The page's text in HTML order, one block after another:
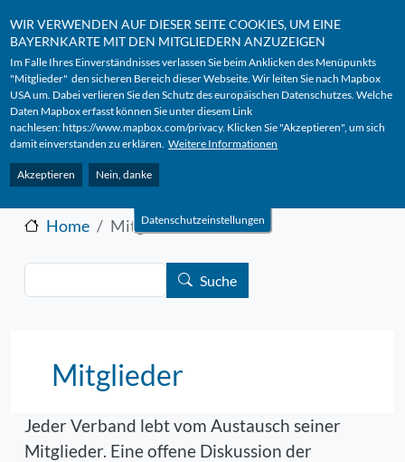
Datenschutzeinstellungen
WIR VERWENDEN AUF DIESER SEITE COOKIES, UM EINE
BAYERNKARTE MIT DEN MITGLIEDERN ANZUZEIGEN
Im Falle Ihres Einverständnisses verlassen Sie beim Anklicken des Menüpunkts
"Mitglieder" den sicheren Bereich dieser Webseite. Wir leiten Sie nach Mapbox
USA um. Dabei verlieren Sie den Schutz des europäischen Datenschutzes. Welche
Daten Mapbox erfasst können Sie unter diesem Link
nachlesen:https://www.mapbox.com/privacy. Klicken Sie "Akzeptieren", um sich
damit einverstanden zu erklären. Weitere Informationen
Akzeptieren Nein, danke
Benutzermenü
Anmelden
berufsverbandn
diabetolog*innen in
Ein starkes Team für
Home Mitglieder
Suche
Mitglieder
Jeder Verband lebt vom Austausch seiner
Mitglieder. Eine offene Diskussion der